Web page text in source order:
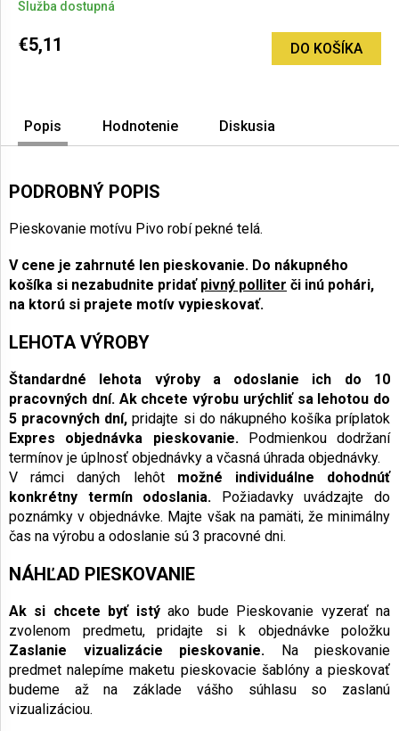
Služba dostupná
€5,11 DO KOŠÍKA
Popis Hodnotenie Diskusia
PODROBNÝ POPIS
Pieskovanie motívu Pivo robí pekné telá.
V cene je zahrnuté len pieskovanie. Do nákupného
košíka si nezabudnite pridať pivný polliter či inú pohári,
na ktorú si prajete motív vypieskovať.
LEHOTA VÝROBY
Štandardné lehota výroby a odoslanie ich do 10
pracovných dní. Ak chcete výrobu urýchliť sa lehotou do
5 pracovných dní, pridajte si do nákupného košíka príplatok
Expres objednávka pieskovanie.Podmienkou dodržaní
termínov je úplnosť objednávky a včasná úhrada objednávky.
V rámci daných lehôt možné individuálne dohodnúť
konkrétny termín odoslania. Požiadavky uvádzajte do
poznámky v objednávke. Majte však na pamäti, že minimálny
čas na výrobu a odoslanie sú 3 pracovné dni.
NÁHĽAD PIESKOVANIE
Ak si chcete byť istýako bude Pieskovanie vyzerať na
zvolenom predmetu, pridajte si k objednávke položku
Zaslanie vizualizácie pieskovanie. Na pieskovanie
predmet nalepíme maketu pieskovacie šablóny a pieskovať
budeme až na základe vášho súhlasu so zaslanú
vizualizáciou.